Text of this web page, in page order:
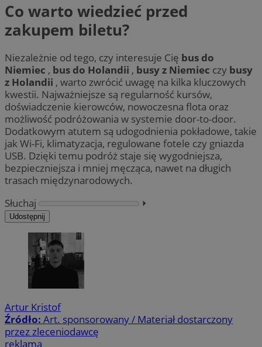
Co warto wiedzieć przed
zakupem biletu?
Niezależnie od tego, czy interesuje Cię bus do
Niemiec , bus do Holandii , busy z Niemiec czy busy
z Holandii , warto zwrócić uwagę na kilka kluczowych
kwestii. Najważniejsze są regularność kursów,
doświadczenie kierowców, nowoczesna flota oraz
możliwość podróżowania w systemie door-to-door.
Dodatkowym atutem są udogodnienia pokładowe, takie
jak Wi-Fi, klimatyzacja, regulowane fotele czy gniazda
USB. Dzięki temu podróż staje się wygodniejsza,
bezpieczniejsza i mniej męcząca, nawet na długich
trasach międzynarodowych.
Słuchaj
⏵︎
Udostępnij
Artur Kristof
Źródło: Art. sponsorowany / Materiał dostarczony
przez zleceniodawcę
reklama